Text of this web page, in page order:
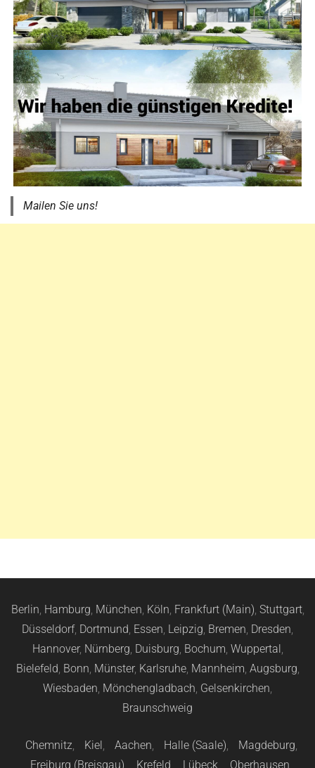
Mailen Sie uns!
Berlin, Hamburg, München, Köln, Frankfurt (Main), Stuttgart,
Düsseldorf, Dortmund, Essen, Leipzig, Bremen, Dresden,
Hannover, Nürnberg, Duisburg, Bochum, Wuppertal,
Bielefeld, Bonn, Münster, Karlsruhe, Mannheim, Augsburg,
Wiesbaden, Mönchengladbach, Gelsenkirchen,
Braunschweig
Chemnitz, Kiel, Aachen, Halle (Saale), Magdeburg,
Freiburg (Breisgau)
Krefeld Lübeck Oberhausen